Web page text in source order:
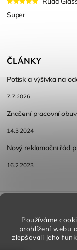
Používáme
prohlížení webu
zlepšovali jeho
Super
ČLÁNKY
Potisk a výšivka na
7.7.2026
Značení pracovní
14.3.2024
Nový reklamační řád
16.2.2023
Reklamace a